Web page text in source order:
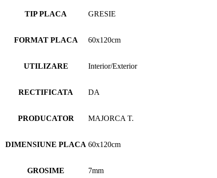
TIP PLACA GRESIE
FORMAT PLACA 60x120cm
UTILIZARE Interior/Exterior
RECTIFICATA DA
PRODUCATOR MAJORCA T.
DIMENSIUNE PLACA 60x120cm
GROSIME 7mm